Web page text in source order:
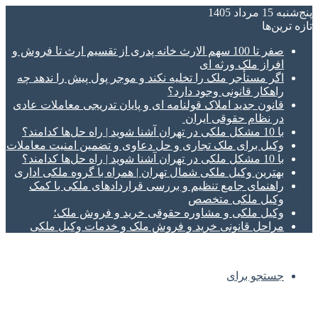
پنج‌شنبه 15 مرداد 1405
تازه‌ ترین‌ها
صفر تا 100 سهم الارث خانه پدری از تقسیم ارث تا فروش و
افراز ملک ورثه ای
اگر مستأجر ملک را تخلیه نکند و موجر پول پیش را ندهد چه
راهکار قانونی وجود دارد؟
قانون جدید املاک قولنامه ای و پایان تدریجی معاملات عادی
در نظام حقوقی ایران
با 10 مشکل ملکی در تهران آشنا شوید | راه حل‌ها کدامند؟
وکیل برای ملک تجاری و حل دعاوی و تضمین امنیت معاملات
با 10 مشکل ملکی در تهران آشنا شوید | راه حل‌ها کدامند؟
بهترین وکیل ملکی شمال تهران | همراه با گروه ملکی اداری
راهنمای جامع تنظیم و بررسی قراردادهای ملکی با کمک
وکیل ملکی متخصص
وکیل ملکی و مشاوره حقوقی خرید و فروش ملک؛
مراحل قانونی خرید و فروش ملک و خدمات وکیل ملکی
جستجو برای